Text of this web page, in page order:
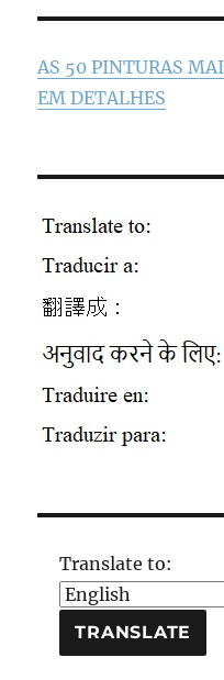
AS 50 PINTURAS
EM DETALHES
Translate to: